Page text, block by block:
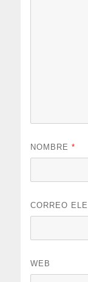
NOMBRE*
CORREO
WEB